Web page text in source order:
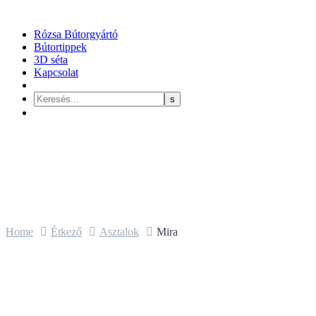
Rózsa Bútorgyártó
Bútortippek
3D séta
Kapcsolat
Home Étkező Asztalok Mira